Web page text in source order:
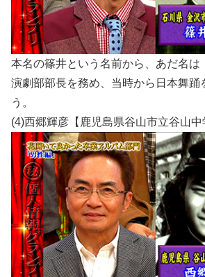
本名の篠井という名前から、あだ名は
演劇部部長を務め、当時から日本舞踊
う。
(4)西郷輝彦【鹿児島県谷山市立谷山中